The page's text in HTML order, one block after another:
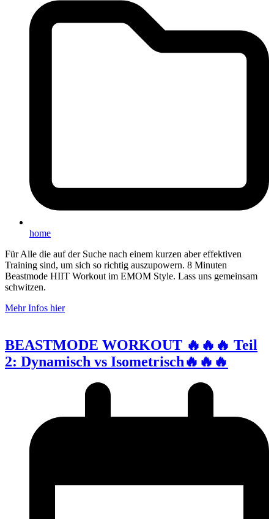
home
Für Alle die auf der Suche nach einem kurzen aber effektiven
Training sind, um sich so richtig auszupowern. 8 Minuten
Beastmode HIIT Workout im EMOM Style. Lass uns gemeinsam
schwitzen.
Mehr Infos hier
BEASTMODE WORKOUT 🔥🔥🔥 Teil
2: Dynamisch vs Isometrisch🔥🔥🔥